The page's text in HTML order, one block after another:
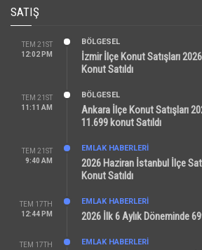
SATIŞ
TEM 21ST
12:02 PM
BÖLGESEL
İzmir İlçe Konut Satışları
Konut Satıldı
TEM 21ST
11:11 AM
BÖLGESEL
Ankara İlçe Konut Satışları
11.699 konut Satıldı
TEM 21ST
9:40 AM
EMLAK HABERLERI
2026 Haziran İstanbul İlçe
Konut Satıldı
TEM 17TH
12:44 PM
EMLAK HABERLERI
2026 İlk 6 Aylık Döneminde
TEM 17TH
EMLAK HABERLERI